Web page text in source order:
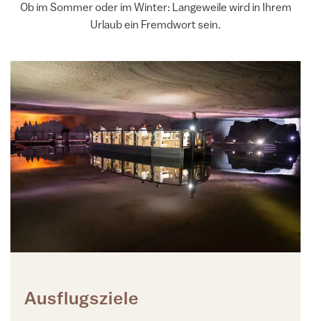
Ob im Sommer oder im Winter: Langeweile wird in Ihrem
Urlaub ein Fremdwort sein.
Ausflugsziele